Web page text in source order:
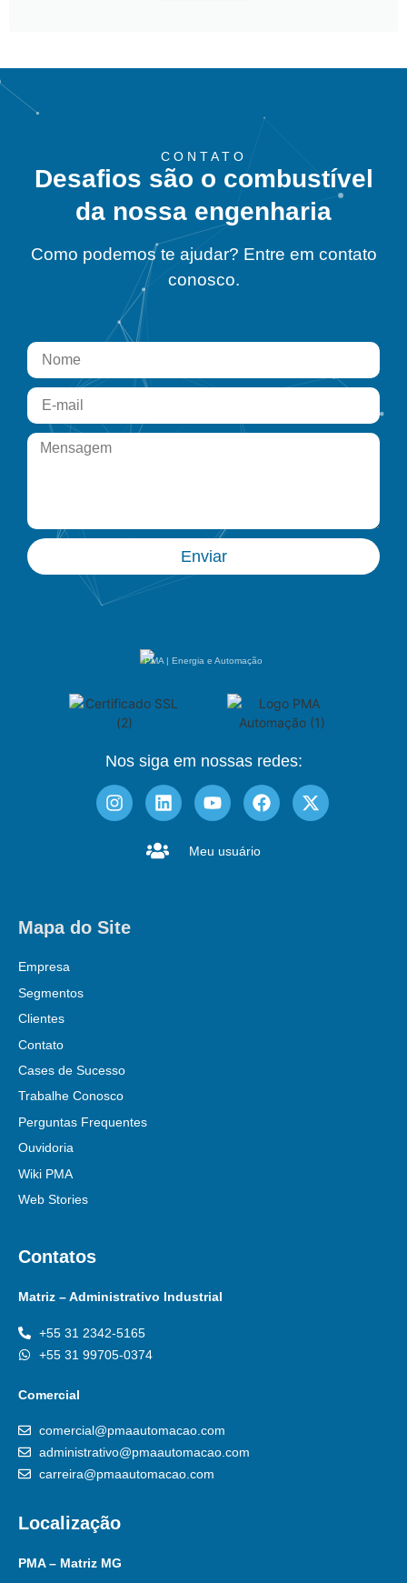
CONTATO
Desafios são o combustível
da nossa engenharia
Como podemos te ajudar? Entre em contato
conosco.
Enviar
PMA | Energia e Automação
Nos siga em nossas redes:
Meu usuário
Mapa do Site
Empresa
Segmentos
Clientes
Contato
Cases de Sucesso
Trabalhe Conosco
Perguntas Frequentes
Ouvidoria
Wiki PMA
Web Stories
Contatos
Matriz – Administrativo Industrial
+55 31 2342-5165
+55 31 99705-0374
Comercial
comercial@pmaautomacao.com
administrativo@pmaautomacao.com
carreira@pmaautomacao.com
Localização
PMA – Matriz MG